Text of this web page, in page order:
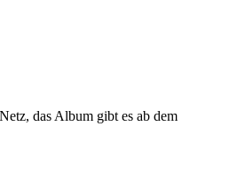
das Album gibt es ab dem